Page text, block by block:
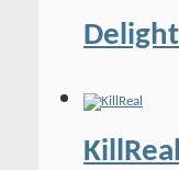
KillReal